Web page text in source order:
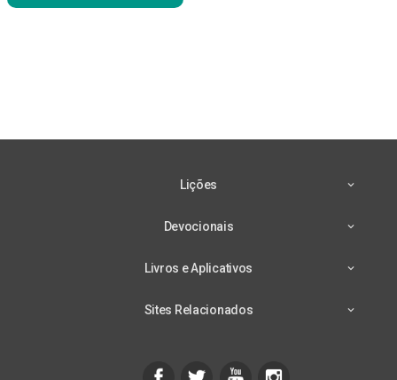
Lições
Devocionais
Livros e Aplicativos
Sites Relacionados